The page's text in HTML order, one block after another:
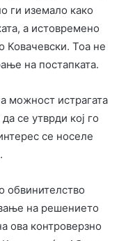
ги иземало како
а истовремено
Ковачевски. Тоа не
на постапката.
можност истрагата
се утврди кој го
се носеле
обвинителство
на решението
ова контроверзно